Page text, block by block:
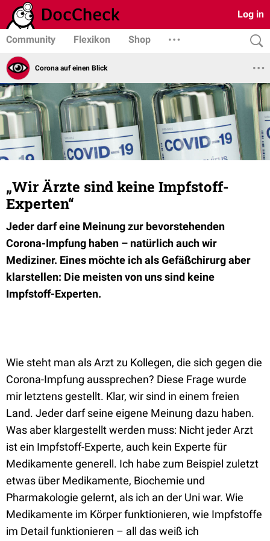
Log in
Community Flexikon Shop
Corona auf einen Blick
„Wir Ärzte sind keine Impfstoff-
Experten“
Jeder darf eine Meinung zur bevorstehenden
Corona-Impfung haben – natürlich auch wir
Mediziner. Eines möchte ich als Gefäßchirurg aber
klarstellen: Die meisten von uns sind keine
Impfstoff-Experten.
Wie steht man als Arzt zu Kollegen, die sich gegen die
Corona-Impfung aussprechen? Diese Frage wurde
mir letztens gestellt. Klar, wir sind in einem freien
Land. Jeder darf seine eigene Meinung dazu haben.
Was aber klargestellt werden muss: Nicht jeder Arzt
ist ein Impfstoff-Experte, auch kein Experte für
Medikamente generell. Ich habe zum Beispiel zuletzt
etwas über Medikamente, Biochemie und
Pharmakologie gelernt, als ich an der Uni war. Wie
Medikamente im Körper funktionieren, wie Impfstoffe
im Detail funktionieren – all das weiß ich